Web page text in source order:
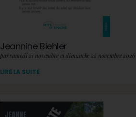
Jeannine Biehler
par samedi 21 novembre et dimanche 22 novembre
LIRE LA SUITE